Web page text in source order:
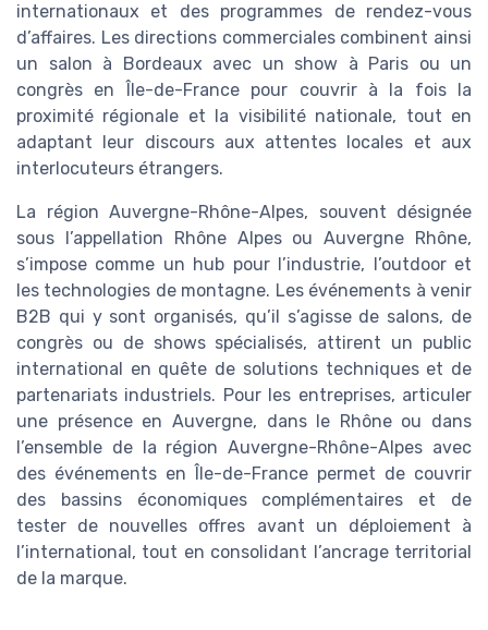
internationaux et des programmes de rendez-vous
d’affaires. Les directions commerciales combinent ainsi
un salon à Bordeaux avec un show à Paris ou un
congrès en Île-de-France pour couvrir à la fois la
proximité régionale et la visibilité nationale, tout en
adaptant leur discours aux attentes locales et aux
interlocuteurs étrangers.
La région Auvergne-Rhône-Alpes, souvent désignée
sous l’appellation Rhône Alpes ou Auvergne Rhône,
s’impose comme un hub pour l’industrie, l’outdoor et
les technologies de montagne. Les événements à venir
B2B qui y sont organisés, qu’il s’agisse de salons, de
congrès ou de shows spécialisés, attirent un public
international en quête de solutions techniques et de
partenariats industriels. Pour les entreprises, articuler
une présence en Auvergne, dans le Rhône ou dans
l’ensemble de la région Auvergne-Rhône-Alpes avec
des événements en Île-de-France permet de couvrir
des bassins économiques complémentaires et de
tester de nouvelles offres avant un déploiement à
l’international, tout en consolidant l’ancrage territorial
de la marque.